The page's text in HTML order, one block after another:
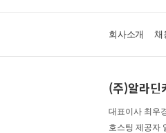
회사소개 채
(주)알라딘
대표이사 최우
호스팅 제공자